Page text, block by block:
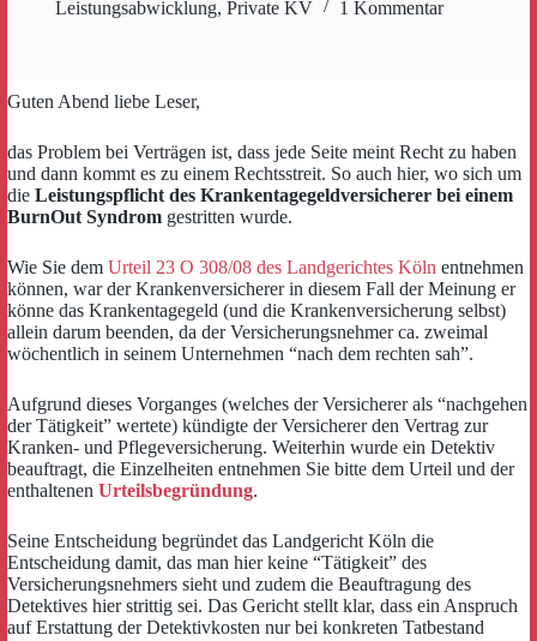
Leistungsabwicklung, Private KV 1 Kommentar
Guten Abend liebe Leser,
das Problem bei Verträgen ist, dass jede Seite meint Recht zu haben
und dann kommt es zu einem Rechtsstreit. So auch hier, wo sich um
die Leistungspflicht des Krankentagegeldversicherer bei einem
BurnOut Syndrom gestritten wurde.
Wie Sie dem Urteil 23 O 308/08 des Landgerichtes Köln entnehmen
können, war der Krankenversicherer in diesem Fall der Meinung er
könne das Krankentagegeld (und die Krankenversicherung selbst)
allein darum beenden, da der Versicherungsnehmer ca. zweimal
wöchentlich in seinem Unternehmen “nach dem rechten sah”.
Aufgrund dieses Vorganges (welches der Versicherer als “nachgehen
der Tätigkeit” wertete) kündigte der Versicherer den Vertrag zur
Kranken- und Pflegeversicherung. Weiterhin wurde ein Detektiv
beauftragt, die Einzelheiten entnehmen Sie bitte dem Urteil und der
enthaltenen Urteilsbegründung.
Seine Entscheidung begründet das Landgericht Köln die
Entscheidung damit, das man hier keine “Tätigkeit” des
Versicherungsnehmers sieht und zudem die Beauftragung des
Detektives hier strittig sei. Das Gericht stellt klar, dass ein Anspruch
auf Erstattung der Detektivkosten nur bei konkreten Tatbestand